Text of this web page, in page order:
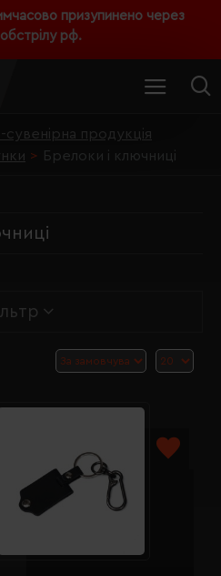
призупинено через
рф.
сувенірна продукція
Брелоки і ключниці